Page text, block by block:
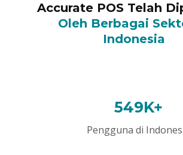
Accurate POS Telah
Oleh Berbagai
Indonesia
549K+
Pengguna di